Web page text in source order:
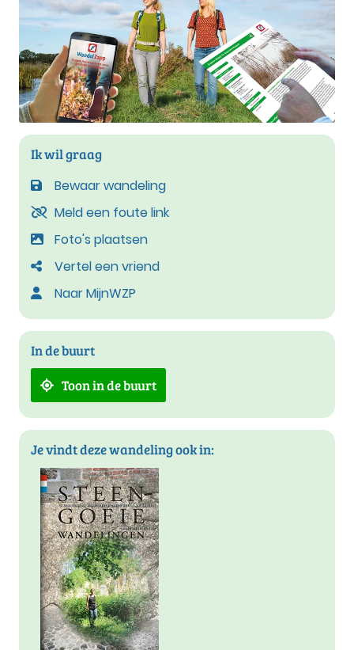
Ik wil graag
Bewaar wandeling
Meld een foute link
Foto's plaatsen
Vertel een vriend
Naar MijnWZP
In de buurt
Toon in de buurt
Je vindt deze wandeling ook in: